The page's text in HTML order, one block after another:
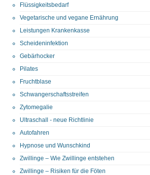
Flüssigkeitsbedarf
Vegetarische und vegane Ernährung
Leistungen Krankenkasse
Scheideninfektion
Gebärhocker
Pilates
Fruchtblase
Schwangerschaftsstreifen
Zytomegalie
Ultraschall - neue Richtlinie
Autofahren
Hypnose und Wunschkind
Zwillinge – Wie Zwillinge entstehen
Zwillinge – Risiken für die Föten